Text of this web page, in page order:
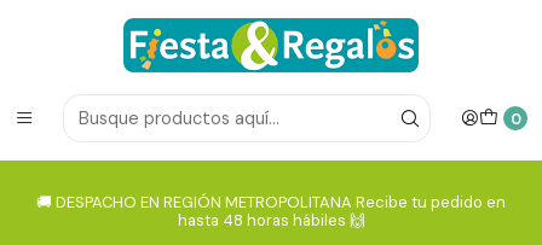
0
🚚 DESPACHO EN REGIÓN METROPOLITANA Recibe tu pedido en
hasta 48 horas hábiles 🙌